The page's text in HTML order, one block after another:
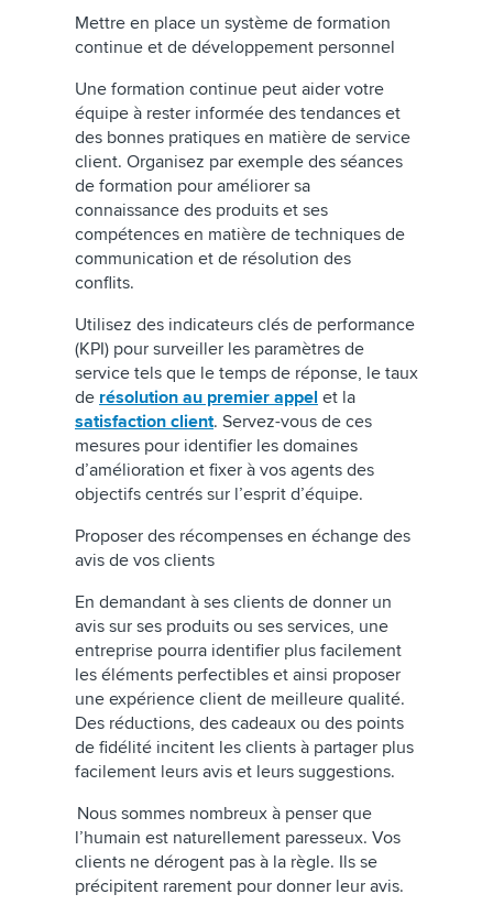
Mettre en place un système de formation
continue et de développement personnel
Une formation continue peut aider votre
équipe à rester informée des tendances et
des bonnes pratiques en matière de service
client. Organisez par exemple des séances
de formation pour améliorer sa
connaissance des produits et ses
compétences en matière de techniques de
communication et de résolution des
conflits.
Utilisez des indicateurs clés de performance
(KPI) pour surveiller les paramètres de
service tels que le temps de réponse, le taux
de résolution au premier appel et la
satisfaction client. Servez-vous de ces
mesures pour identifier les domaines
d’amélioration et fixer à vos agents des
objectifs centrés sur l’esprit d’équipe.
Proposer des récompenses en échange des
avis de vos clients
En demandant à ses clients de donner un
avis sur ses produits ou ses services, une
entreprise pourra identifier plus facilement
les éléments perfectibles et ainsi proposer
une expérience client de meilleure qualité.
Des réductions, des cadeaux ou des points
de fidélité incitent les clients à partager plus
facilement leurs avis et leurs suggestions.
Nous sommes nombreux à penser que
l’humain est naturellement paresseux. Vos
clients ne dérogent pas à la règle. Ils se
précipitent rarement pour donner leur avis.